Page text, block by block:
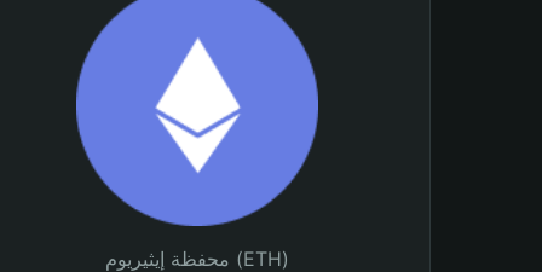
محفظة إيثيريوم (ETH)